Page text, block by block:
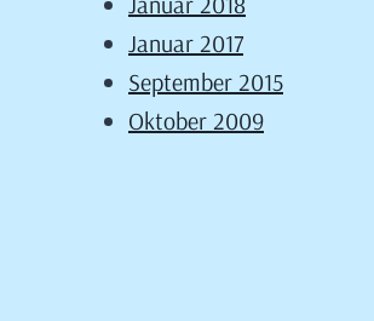
Januar 2017
September 2015
Oktober 2009